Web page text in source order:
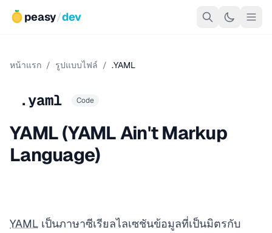
peasy/dev
หน้าแรก / รูปแบบไฟล์ / .YAML
.yaml Code
YAML (YAML Ain't Markup
Language)
YAML เป็นภาษาซีเรียลไลเซชันข้อมูลที่เป็นมิตรกับ